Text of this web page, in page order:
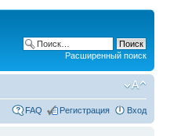
Расширенный поиск
FAQ Регистрация Вход